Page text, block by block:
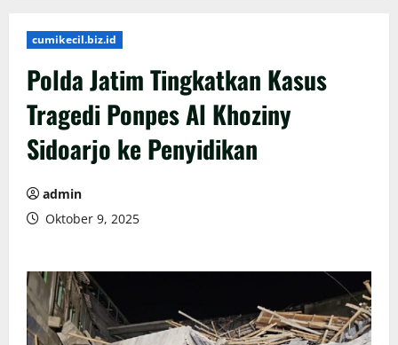
cumikecil.biz.id
Polda Jatim Tingkatkan Kasus
Tragedi Ponpes Al Khoziny
Sidoarjo ke Penyidikan
admin
Oktober 9, 2025